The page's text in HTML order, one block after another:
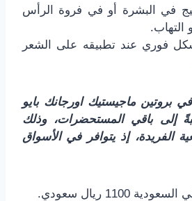
في البشرة أو في فروة الرأس
التهاب.
فوري عند تطبيقه على الشعر
بروتين ماجيستيك اورجانك بايو
إلى باقي المستحضرات، وذلك
الفريدة، إذ يتوافر في الأسواق
ريال سعودي.